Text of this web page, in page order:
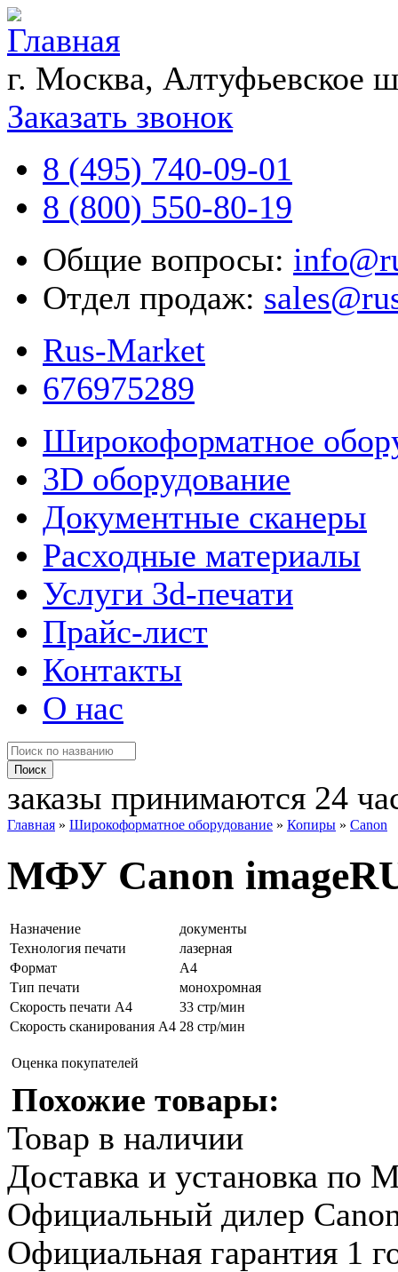
г. Москва, Алтуфьевское
Заказать звонок
8 (495) 740-09-01
8 (800) 550-80-19
Общие вопросы:
Отдел продаж:
Rus-Market
676975289
Широкоформатное
3D оборудование
Документные сканеры
Расходные материалы
Услуги 3d-печати
Прайс-лист
Контакты
О нас
заказы принимаются 24
Главная » Широкоформатное оборудование » Копиры » Canon
МФУ Canon
Назначение
документы
Технология печати
лазерная
Формат
А4
Тип печати
монохромная
Скорость печати A4
33 стр/мин
Скорость сканирования A4 28 стр/мин
Оценка покупателей
Похожие товары:
Товар в наличии
Доставка и установка по
Официальный дилер
Официальная гарантия 1